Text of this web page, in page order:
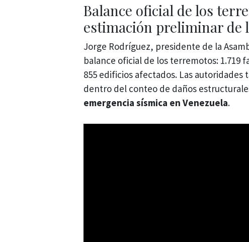
Balance oficial de los
estimación preliminar de
Jorge Rodríguez, presidente de la
balance oficial de los terremotos: 1.719
855 edificios afectados. Las
dentro del conteo de daños
emergencia sísmica en Venezuela.